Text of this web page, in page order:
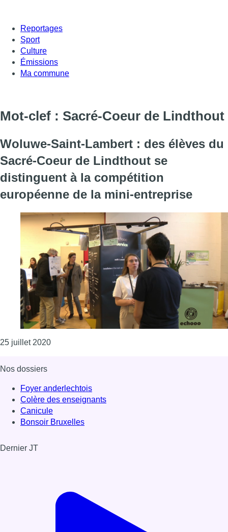
Reportages
Sport
Culture
Émissions
Ma commune
Mot-clef : Sacré-Coeur de Lindthout
Woluwe-Saint-Lambert : des élèves du
Sacré-Coeur de Lindthout se
distinguent à la compétition
européenne de la mini-entreprise
25 juillet 2020Consulter l'article "Woluwe-Saint-Lambert : des
Nos dossiers
Foyer anderlechtois
Colère des enseignants
Canicule
Bonsoir Bruxelles
Dernier JT